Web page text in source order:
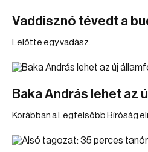
Vaddisznó tévedt a
Lelőtte egy vadász.
Baka András lehet az
Korábban a Legfelsőbb Bíróság